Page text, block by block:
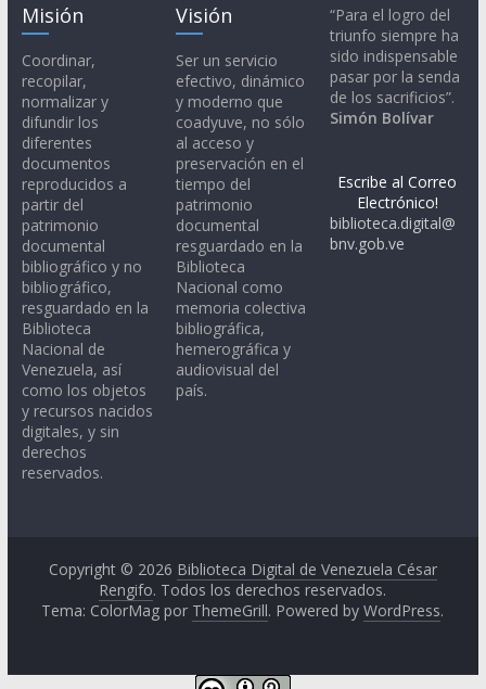
Misión
Coordinar,
recopilar,
normalizar y
difundir los
diferentes
documentos
reproducidos a
partir del
patrimonio
documental
bibliográfico y no
bibliográfico,
resguardado en la
Biblioteca
Nacional de
Venezuela, así
como los objetos
y recursos nacidos
digitales, y sin
derechos
reservados.
Visión
Ser un servicio
efectivo, dinámico
y moderno que
coadyuve, no sólo
al acceso y
preservación en el
tiempo del
patrimonio
documental
resguardado en la
Biblioteca
Nacional como
memoria colectiva
bibliográfica,
hemerográfica y
audiovisual del
país.
“Para el logro del
triunfo siempre ha
sido indispensable
pasar por la senda
de los sacrificios”.
Simón Bolívar
Escribe al Correo
Electrónico!
biblioteca.digital@
bnv.gob.ve
Copyright © 2026 Biblioteca Digital de Venezuela César
Rengifo. Todos los derechos reservados.
Tema: ColorMag por ThemeGrill. Powered byWordPress.